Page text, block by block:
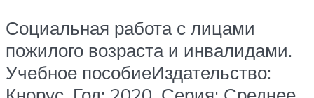
Социальная работа с лицами
пожилого возраста и инвалидами.
Учебное пособиеИздательство: